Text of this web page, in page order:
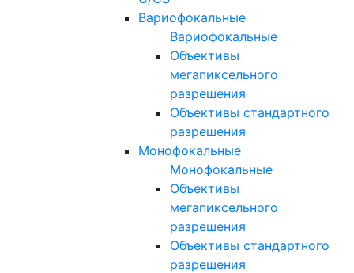
Вариофокальные
Вариофокальные
Объективы
мегапиксельного
разрешения
Объективы стандартного
разрешения
Монофокальные
Монофокальные
Объективы
мегапиксельного
разрешения
Объективы стандартного
разрешения